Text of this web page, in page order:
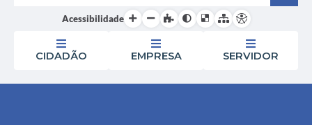
Acessibilidade
CIDADÃO EMPRESA SERVIDOR